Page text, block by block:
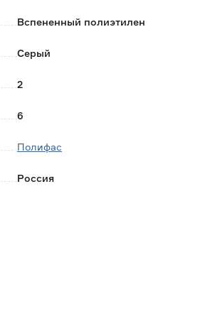
Вспененный полиэтилен
Серый
2
6
Полифас
Россия